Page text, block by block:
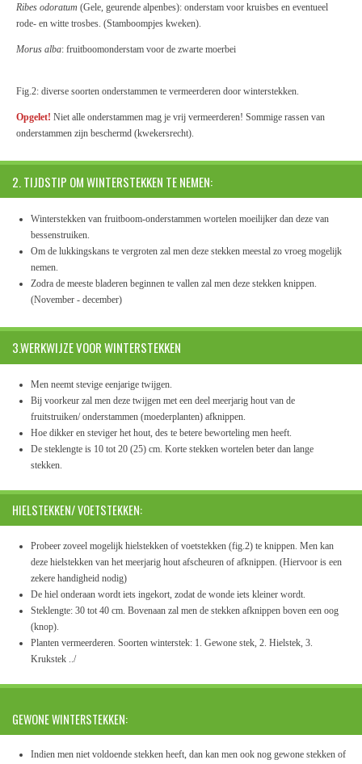
Ribes odoratum (Gele, geurende alpenbes): onderstam voor kruisbes en eventueel
rode- en witte trosbes. (Stamboompjes kweken).
Morus alba: fruitboomonderstam voor de zwarte moerbei
Fig.2: diverse soorten onderstammen te vermeerderen door winterstekken.
Opgelet! Niet alle onderstammen mag je vrij vermeerderen! Sommige rassen van
onderstammen zijn beschermd (kwekersrecht).
2. TIJDSTIP OM WINTERSTEKKEN TE NEMEN:
Winterstekken van fruitboom-onderstammen wortelen moeilijker dan deze van
bessenstruiken.
Om de lukkingskans te vergroten zal men deze stekken meestal zo vroeg mogelijk
nemen.
Zodra de meeste bladeren beginnen te vallen zal men deze stekken knippen.
(November - december)
3.WERKWIJZE VOOR WINTERSTEKKEN
Men neemt stevige eenjarige twijgen.
Bij voorkeur zal men deze twijgen met een deel meerjarig hout van de
fruitstruiken/ onderstammen (moederplanten) afknippen.
Hoe dikker en steviger het hout, des te betere beworteling men heeft.
De steklengte is 10 tot 20 (25) cm. Korte stekken wortelen beter dan lange
stekken.
HIELSTEKKEN/ VOETSTEKKEN:
Probeer zoveel mogelijk hielstekken of voetstekken (fig.2) te knippen. Men kan
deze hielstekken van het meerjarig hout afscheuren of afknippen. (Hiervoor is een
zekere handigheid nodig)
De hiel onderaan wordt iets ingekort, zodat de wonde iets kleiner wordt.
Steklengte: 30 tot 40 cm. Bovenaan zal men de stekken afknippen boven een oog
(knop).
Planten vermeerderen. Soorten winterstek: 1. Gewone stek, 2. Hielstek, 3.
Krukstek ../
GEWONE WINTERSTEKKEN:
Indien men niet voldoende stekken heeft, dan kan men ook nog gewone stekken of